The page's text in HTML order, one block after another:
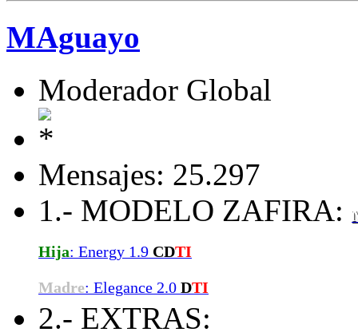
MAguayo
Moderador Global
Mensajes: 25.297
1.- MODELO ZAFIRA:
Hija: Energy 1.9 CDTI
Madre: Elegance 2.0 DTI
2.- EXTRAS: